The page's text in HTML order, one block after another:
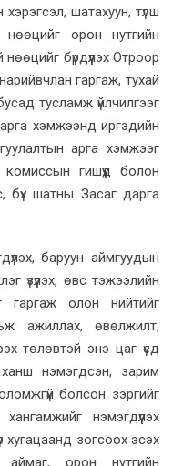
хэрэгсэл, шатахуун, түлш
орон нутгийн
бүрдүүлэх Отроор
гаргаж, тухай
тусламж үйлчилгээг
арга хэмжээнд иргэдийн
арга хэмжээг
комиссын гишүүд болон
бүх шатны Засаг дарга
баруун аймгуудын
үзүүлэх, өвс тэжээлийн
гаргаж олон нийтийг
ажиллах, өвөлжилт,
төлөвтэй энэ цаг үед
ханш нэмэгдсэн, зарим
болсон зэргийг
нэмэгдүүлэх
хугацаанд зогсоох эсэх
орон нутгийн